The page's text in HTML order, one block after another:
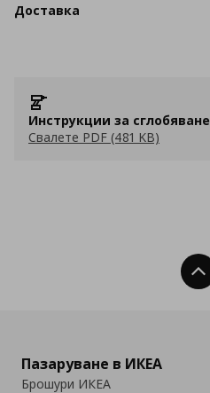
Доставка
Инструкции за сглобяване
Свалете PDF (481 KB)
Пазаруване в ИКЕА
Брошури ИКЕА